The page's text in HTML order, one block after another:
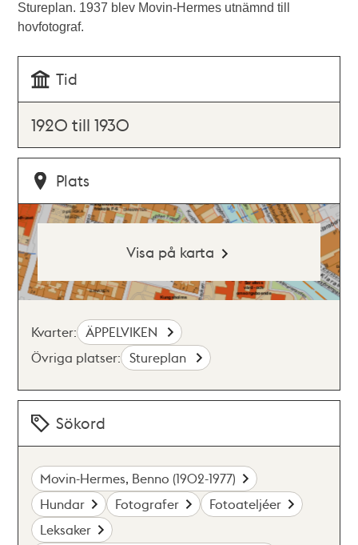
Stureplan. 1937 blev Movin-Hermes utnämnd till
hovfotograf.
Tid
1920 till 1930
Plats
Visa på karta
Kvarter: ÄPPELVIKEN
Övriga platser: Stureplan
Sökord
Movin-Hermes, Benno (1902-1977)
Hundar
Fotografer
Fotoateljéer
Leksaker